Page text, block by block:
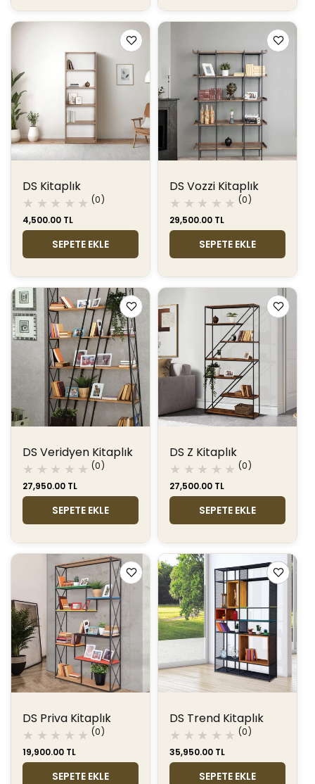
(0)
değerlendirme
DS Kitaplık
Normal
fiyat
4,500.00 TL
SEPETE EKLE
(0)
DS Vozzi Kitaplık
Normal
fiyat
29,500.00 TL
SEPETE EKLE
(0)
değerlendirme
DS Veridyen Kitaplık
Normal
fiyat
27,950.00 TL
SEPETE EKLE
(0)
DS Z Kitaplık
Normal
fiyat
27,500.00 TL
SEPETE EKLE
(0)
değerlendirme
DS Priva Kitaplık
Normal
fiyat
19,900.00 TL
SEPETE EKLE
(0)
DS Trend Kitaplık
Normal
fiyat
35,950.00 TL
SEPETE EKLE